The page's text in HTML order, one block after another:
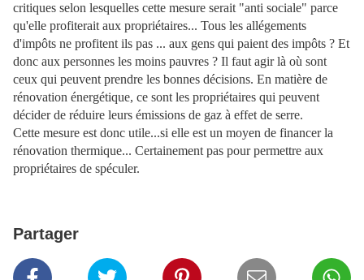
critiques selon lesquelles cette mesure serait "anti sociale" parce
qu'elle profiterait aux propriétaires... Tous les allégements
d'impôts ne profitent ils pas ... aux gens qui paient des impôts ? Et
donc aux personnes les moins pauvres ? Il faut agir là où sont
ceux qui peuvent prendre les bonnes décisions. En matière de
rénovation énergétique, ce sont les propriétaires qui peuvent
décider de réduire leurs émissions de gaz à effet de serre.
Cette mesure est donc utile...si elle est un moyen de financer la
rénovation thermique... Certainement pas pour permettre aux
propriétaires de spéculer.
Partager